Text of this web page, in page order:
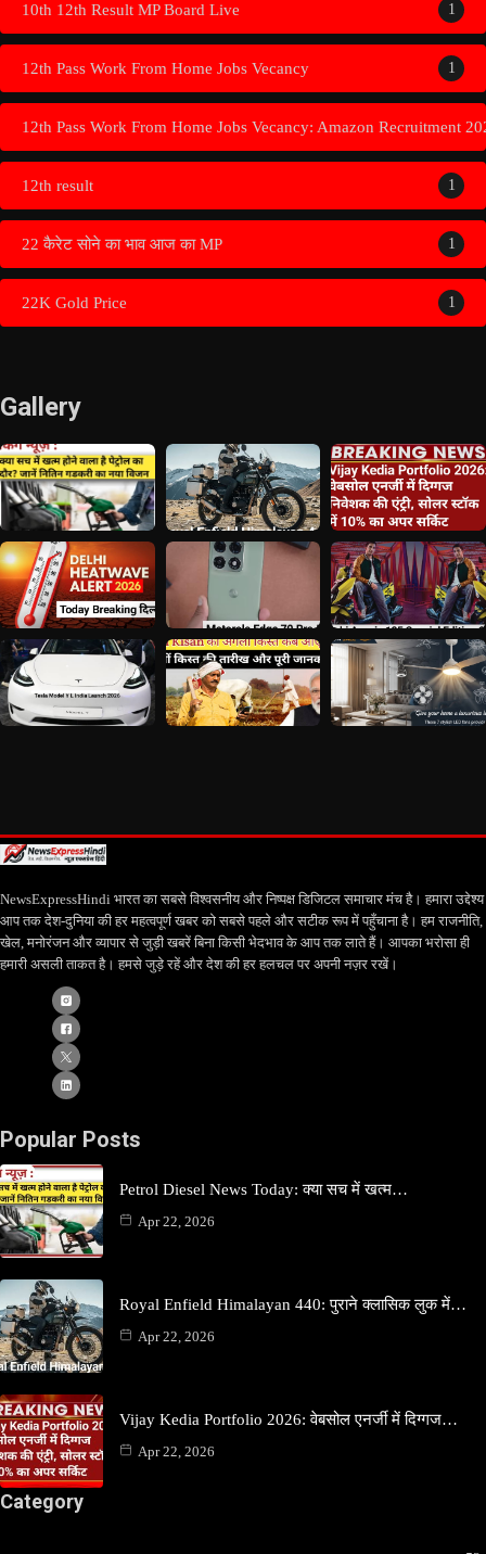
10th 12th Result MP Board Live 1
12th Pass Work From Home Jobs Vecancy 1
12th Pass Work From Home Jobs Vecancy: Amazon Recruitment
12th result 1
22 कैरेट सोने का भाव आज का MP 1
22K Gold Price 1
Gallery
NewsExpressHindi भारत का सबसे विश्वसनीय और निष्पक्ष डिजिटल समाचार मंच है। हमारा उद्देश्य
आप तक देश-दुनिया की हर महत्वपूर्ण खबर को सबसे पहले और सटीक रूप में पहुँचाना है। हम राजनीति,
खेल, मनोरंजन और व्यापार से जुड़ी खबरें बिना किसी भेदभाव के आप तक लाते हैं। आपका भरोसा ही
हमारी असली ताकत है। हमसे जुड़े रहें और देश की हर हलचल पर अपनी नज़र रखें।
Popular Posts
Petrol Diesel News Today: क्या सच में खत्म…
Apr 22, 2026
Royal Enfield Himalayan 440: पुराने क्लासिक लुक में…
Apr 22, 2026
Vijay Kedia Portfolio 2026: वेबसोल एनर्जी में दिग्गज…
Apr 22, 2026
Category